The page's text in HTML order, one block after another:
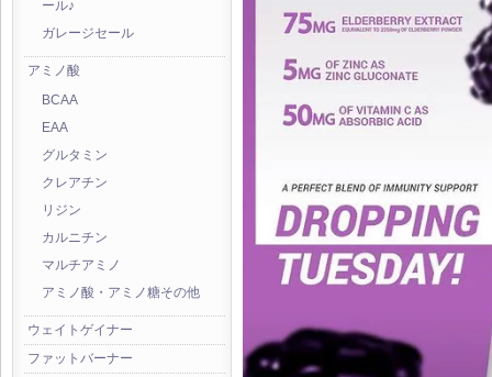
ール♪
ガレージセール
アミノ酸
BCAA
EAA
グルタミン
クレアチン
リジン
カルニチン
マルチアミノ
アミノ酸・アミノ糖その他
ウェイトゲイナー
ファットバーナー